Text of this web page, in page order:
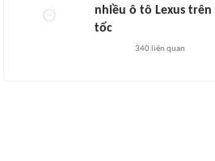
nhiều ô tô Lexus trên
tốc
340liên quan